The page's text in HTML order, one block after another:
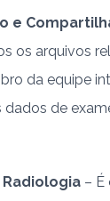
e
os arquivos
da equipe
de
Radiologia – É